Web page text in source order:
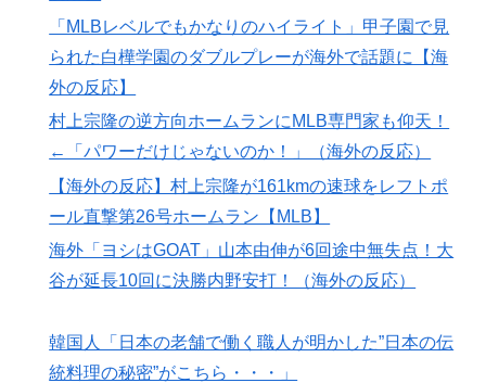
国内で巻き起こった熱狂的ブームの様子がこちら…」＝
韓国の反応
が上なの？」
スポーツ選手の最新CMギャラランキングがこちら
外国人「ドイツと日本、あらゆる面を比較したらどっち
が上なの？」
▶
潔癖症の人って体の中にうんことおしっこが存在してる
事実とどう折り合いつけてるんだろう。
▶
韓国人「日本の老舗で働く職人が明かした”日本の伝統
料理の秘密”がこちら・・・」
「MLBレベルでもかなりのハイライト」甲子園で見
られた白樺学園のダブルプレーが海外で話題に【海
外の反応】
村上宗隆の逆方向ホームランにMLB専門家も仰天！
←「パワーだけじゃないのか！」（海外の反応）
【海外の反応】村上宗隆が161kmの速球をレフトポ
ール直撃第26号ホームラン【MLB】
海外「ヨシはGOAT」山本由伸が6回途中無失点！大
谷が延長10回に決勝内野安打！（海外の反応）
韓国人「日本の老舗で働く職人が明かした”日本の伝
統料理の秘密”がこちら・・・」